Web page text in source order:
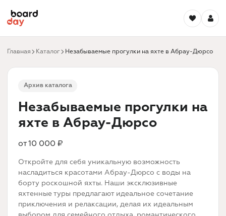
Главная Каталог Незабываемые прогулки на яхте в Абрау-Дюрсо
Архив каталога
Незабываемые прогулки на
яхте в Абрау-Дюрсо
от 10 000 ₽
Откройте для себя уникальную возможность
насладиться красотами Абрау-Дюрсо с воды на
борту роскошной яхты. Наши эксклюзивные
яхтенные туры предлагают идеальное сочетание
приключения и релаксации, делая их идеальным